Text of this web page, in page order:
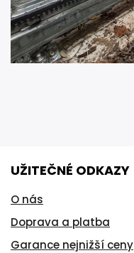
UŽITEČNÉ ODKAZY
O nás
Doprava a platba
Garance nejnižší ceny